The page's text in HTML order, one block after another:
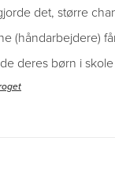
det, større
(håndarbejdere)
deres børn i